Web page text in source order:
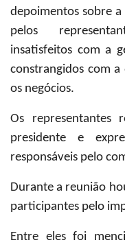
depoimentos sobre
pelos
insatisfeitos com a
constrangidos com
os negócios.
Os representantes
presidente e
responsáveis pelo
Durante a reunião
participantes pelo
Entre eles foi